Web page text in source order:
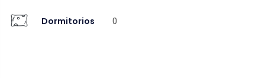
Dormitorios 0